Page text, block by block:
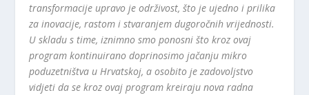
transformacije upravo je održivost, što je ujedno i prilika
za inovacije, rastom i stvaranjem dugoročnih vrijednosti.
U skladu s time, iznimno smo ponosni što kroz ovaj
program kontinuirano doprinosimo jačanju mikro
poduzetništva u Hrvatskoj, a osobito je zadovoljstvo
vidjeti da se kroz ovaj program kreiraju nova radna